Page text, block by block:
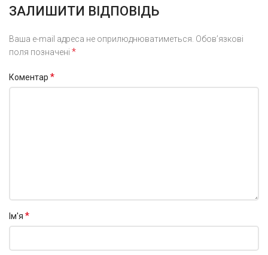
ЗАЛИШИТИ ВІДПОВІДЬ
Ваша e-mail адреса не оприлюднюватиметься. Обов’язкові
поля позначені *
Коментар *
Ім'я *